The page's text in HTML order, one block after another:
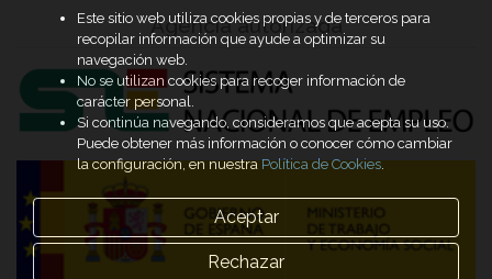
Agencia autorizada
Este sitio web utiliza cookies propias y de terceros para
recopilar información que ayude a optimizar su
navegación web.
No se utilizan cookies para recoger información de
carácter personal.
Si continúa navegando, consideramos que acepta su uso.
Puede obtener más información o conocer cómo cambiar
la configuración, en nuestraPolítica de Cookies.
Aceptar
Rechazar